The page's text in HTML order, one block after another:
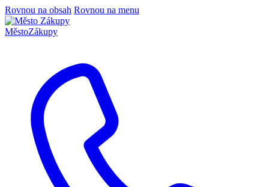
Rovnou na obsah Rovnou na menu
MěstoZákupy